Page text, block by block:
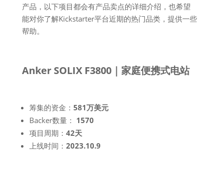
产品，以下项目都会有产品卖点的详细介绍，也希望
能对你了解Kickstarter平台近期的热门品类，提供一些
帮助。
Anker SOLIX F3800｜家庭便携式电站
筹集的资金： 581万美元
Backer数量： 1570
项目周期： 42天
上线时间： 2023.10.9